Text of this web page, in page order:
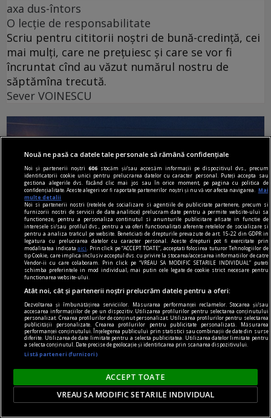
axa dus-întors
O lecție de responsabilitate
Scriu pentru cititorii noștri de bună-credință, cei
mai mulți, care ne prețuiesc și care se vor fi
încruntat cînd au văzut numărul nostru de
săptămîna trecută.
Sever VOINESCU
viața de capital
Cînd economia de piață s-a pierdut printre
proteste
Întrebarea este: pînă unde vor merge încălcările
principiilor economiei de piață și cele privind
funcționarea Uniunii Europene?
Constantin RUDNIŢCHI
Nouă ne pasă ca datele tale personale să rămână confidențiale
Noi și partenerii noștri606 stocăm și/sau accesăm informații pe dispozitivul dvs., precum
identificatorii cookie unici pentru prelucrarea datelor cu caracter personal. Puteți accepta sau
gestiona alegerile dvs. făcând clic mai jos sau în orice moment, pe pagina cu politica de
confidențialitate. Aceste alegeri vor fi raportate partenerilor noștri și nu vă vor afecta navigarea.
Mai
multe detalii
Noi si partenerii nostri (retelele de socializare si agentiile de publicitate partenere, precum si
furnizorii nostri de servicii de date analitice) prelucram date pentru a permite website-ului sa
functioneze, pentru a personaliza continutul si anunturile publicitare afisate in functie de
interesele si/sau profilul dvs., pentru a va oferi functionalitati aferente retelelor de socializare si
pentru a analiza traficul pe website. Beneficiati de drepturile prevazute de art. 15-22 din GDPR in
legatura cu prelucrarea datelor cu caracter personal. Aceste drepturi pot fi exercitate prin
modalitatea indicataaici
. Prin click pe “ACCEPT TOATE”, acceptati folosirea tuturor Tehnologiilor de
tip Cookie, care implica inclusiv acceptul dvs. cu privire la stocarea/accesarea informatiilor de catre
Vendor-ii cu care colaboram. Prin click pe “VREAU SA MODIFIC SETARILE INDIVIDUAL” puteti
schimba preferintele in mod individual, mai putin cele legate de cookie strict necesare pentru
functionarea website-ului.
Atât noi, cât și partenerii noștri prelucrăm datele pentru a oferi:
Dezvoltarea și îmbunătățirea serviciilor. Măsurarea performanței reclamelor. Stocarea și/sau
accesarea informațiilor de pe un dispozitiv. Utilizarea profilurilor pentru selectarea conținutului
personalizat. Crearea profilurilor de conținut personalizat. Utilizarea profilurilor pentru selectarea
publicității personalizate. Crearea profilurilor pentru publicitate personalizată. Măsurarea
performanței conținutului. Înțelegerea publicului prin statistici sau combinații de date din surse
diferite. Utilizarea de date limitate pentru a selecta publicitatea. Utilizarea datelor limitate pentru
a selecta conținutul. Date precise de geolocație și identificarea prin scanarea dispozitivului.
Listă parteneri (furnizori)
ACCEPT TOATE
VREAU SA MODIFIC SETARILE INDIVIDUAL